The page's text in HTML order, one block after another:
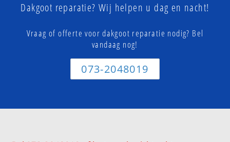
Dakgoot reparatie? Wij helpen u dag en nacht!
Vraag of offerte voor dakgoot reparatie nodig? Bel
vandaag nog!
073-2048019